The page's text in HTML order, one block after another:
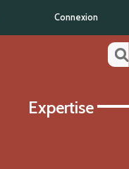
Expertise
Connexion